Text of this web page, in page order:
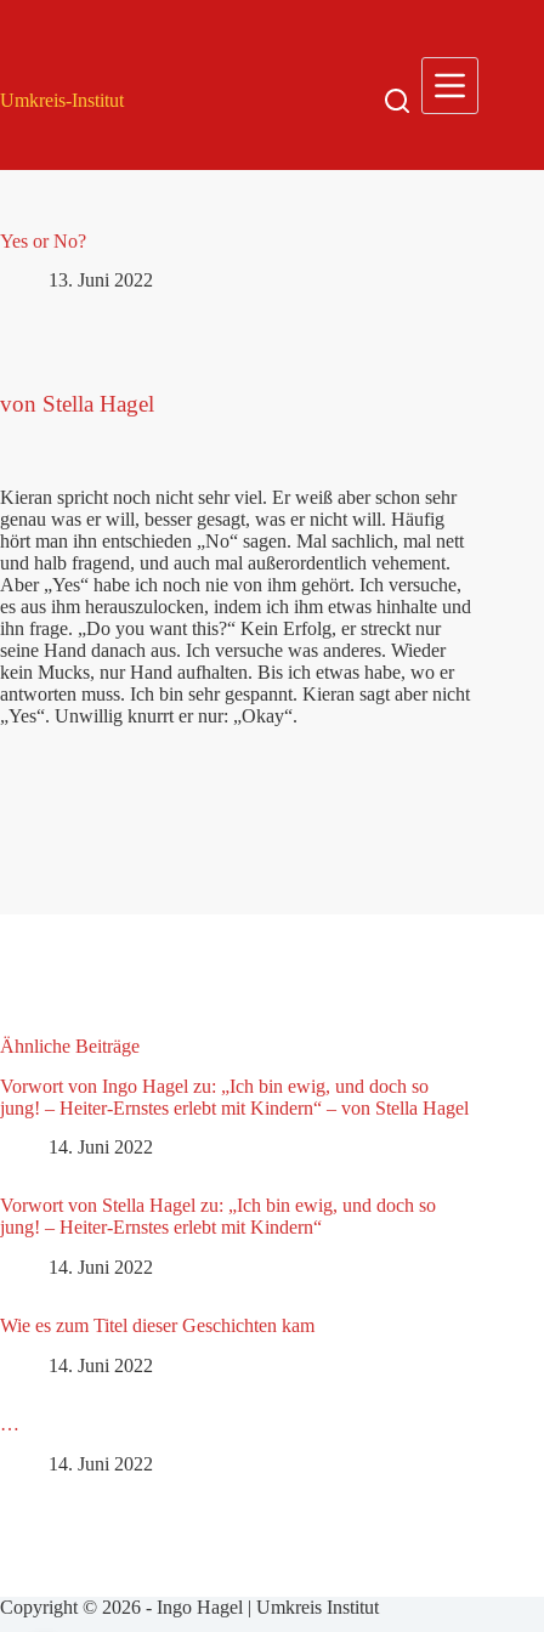
Umkreis-Institut
Yes or No?
13. Juni 2022
von Stella Hagel
Kieran spricht noch nicht sehr viel. Er weiß aber schon sehr
genau was er will, besser gesagt, was er nicht will. Häufig
hört man ihn entschieden „No“ sagen. Mal sachlich, mal nett
und halb fragend, und auch mal außerordentlich vehement.
Aber „Yes“ habe ich noch nie von ihm gehört. Ich versuche,
es aus ihm herauszulocken, indem ich ihm etwas hinhalte und
ihn frage. „Do you want this?“ Kein Erfolg, er streckt nur
seine Hand danach aus. Ich versuche was anderes. Wieder
kein Mucks, nur Hand aufhalten. Bis ich etwas habe, wo er
antworten muss. Ich bin sehr gespannt. Kieran sagt aber nicht
„Yes“. Unwillig knurrt er nur: „Okay“.
Ähnliche Beiträge
Vorwort von Ingo Hagel zu: „Ich bin ewig, und doch so
jung! – Heiter-Ernstes erlebt mit Kindern“ – von Stella Hagel
14. Juni 2022
Vorwort von Stella Hagel zu: „Ich bin ewig, und doch so
jung! – Heiter-Ernstes erlebt mit Kindern“
14. Juni 2022
Wie es zum Titel dieser Geschichten kam
14. Juni 2022
…
14. Juni 2022
Copyright © 2026 - Ingo Hagel | Umkreis Institut